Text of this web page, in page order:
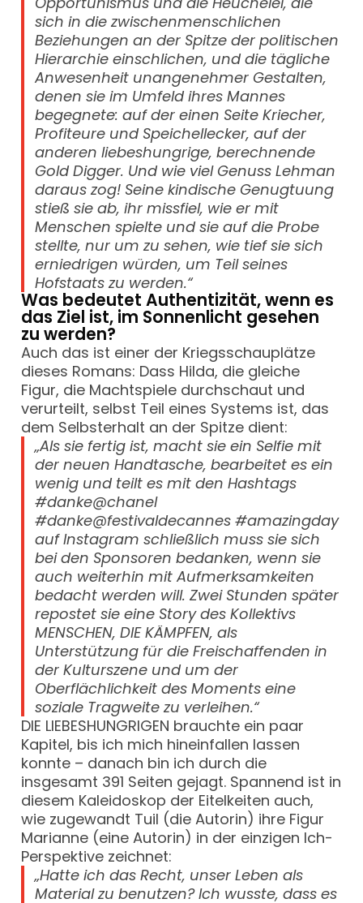
sich in die zwischenmenschlichen
Beziehungen an der Spitze der politischen
Hierarchie einschlichen, und die tägliche
Anwesenheit unangenehmer Gestalten,
denen sie im Umfeld ihres Mannes
begegnete: auf der einen Seite Kriecher,
Profiteure und Speichellecker, auf der
anderen liebeshungrige, berechnende
Gold Digger. Und wie viel Genuss Lehman
daraus zog! Seine kindische Genugtuung
stieß sie ab, ihr missfiel, wie er mit
Menschen spielte und sie auf die Probe
stellte, nur um zu sehen, wie tief sie sich
erniedrigen würden, um Teil seines
Hofstaats zu werden.“
Was bedeutet Authentizität, wenn es
das Ziel ist, im Sonnenlicht gesehen
zu werden?
Auch das ist einer der Kriegsschauplätze
dieses Romans: Dass Hilda, die gleiche
Figur, die Machtspiele durchschaut und
verurteilt, selbst Teil eines Systems ist, das
dem Selbsterhalt an der Spitze dient:
„Als sie fertig ist, macht sie ein Selfie mit
der neuen Handtasche, bearbeitet es ein
wenig und teilt es mit den Hashtags
#danke@chanel
#danke@festivaldecannes #amazingday
auf Instagram schließlich muss sie sich
bei den Sponsoren bedanken, wenn sie
auch weiterhin mit Aufmerksamkeiten
bedacht werden will. Zwei Stunden später
repostet sie eine Story des Kollektivs
MENSCHEN, DIE KÄMPFEN, als
Unterstützung für die Freischaffenden in
der Kulturszene und um der
Oberflächlichkeit des Moments eine
soziale Tragweite zu verleihen.“
DIE LIEBESHUNGRIGEN brauchte ein paar
Kapitel, bis ich mich hineinfallen lassen
konnte – danach bin ich durch die
insgesamt 391 Seiten gejagt. Spannend ist in
diesem Kaleidoskop der Eitelkeiten auch,
wie zugewandt Tuil (die Autorin) ihre Figur
Marianne (eine Autorin) in der einzigen Ich-
Perspektive zeichnet:
„Hatte ich das Recht, unser Leben als
Material zu benutzen? Ich wusste, dass es